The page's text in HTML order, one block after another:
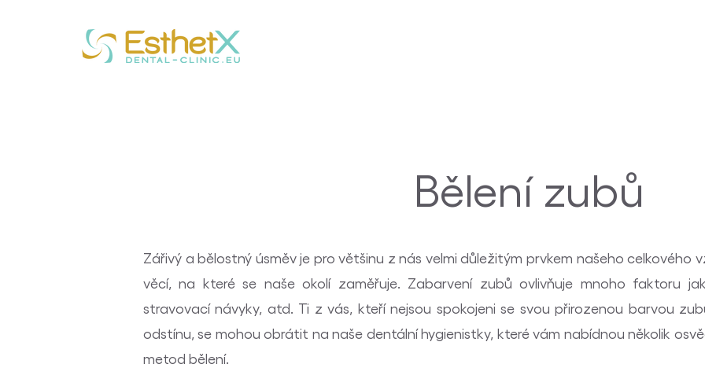
Bělení zubů
Zářivý a bělostný úsměv je pro většinu z nás velmi důležitým prvkem našeho celkového
věcí, na které se naše okolí zaměřuje. Zabarvení zubů ovlivňuje mnoho faktoru
stravovací návyky, atd. Ti z vás, kteří nejsou spokojeni se svou přirozenou barvou
odstínu, se mohou obrátit na naše dentální hygienistky, které vám nabídnou několik
metod bělení.